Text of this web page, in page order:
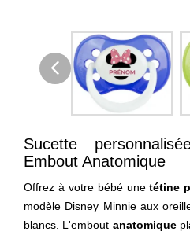
Sucette
Embout Anatomique
Offrez à votre bébé unetétine
modèle Disney Minnie aux
blancs. L'embout anatomique